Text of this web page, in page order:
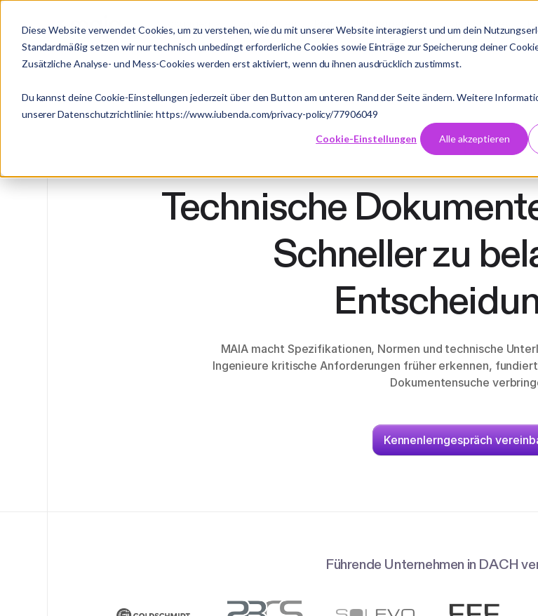
Diese Website verwendet Cookies, um zu verstehen, wie du mit unserer Website interagierst und um dein
Standardmäßig setzen wir nur technisch unbedingt erforderliche Cookies sowie Einträge zur Speicherung deiner
Zusätzliche Analyse- und Mess-Cookies werden erst aktiviert, wenn du ihnen ausdrücklich zustimmst.
Du kannst deine Cookie-Einstellungen jederzeit über den Button am unteren Rand der Seite ändern. Weitere
unserer Datenschutzrichtlinie:https://www.iubenda.com/privacy-policy/77906049
Cookie-Einstellungen Alle akzeptieren
Technische
Schneller zu
MAIA macht Spezifikationen, Normen und technische
Ingenieure kritische Anforderungen früher erkennen,
Dokumentensuche
Kennenlerngespräch
Führende Unternehmen in DACH